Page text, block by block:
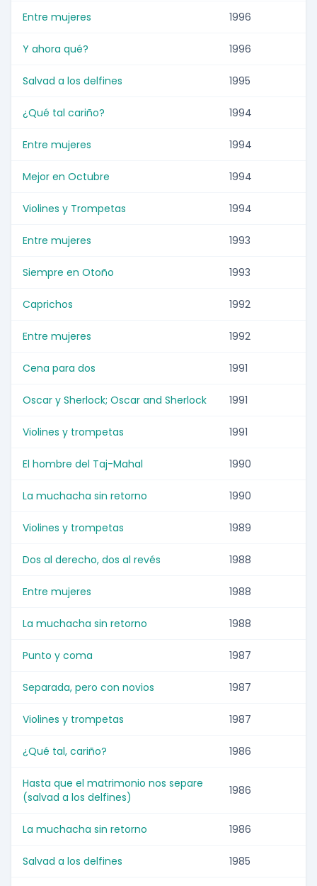
Entre mujeres 1996
Y ahora qué? 1996
Salvad a los delfines 1995
¿Qué tal cariño? 1994
Entre mujeres 1994
Mejor en Octubre 1994
Violines y Trompetas 1994
Entre mujeres 1993
Siempre en Otoño 1993
Caprichos 1992
Entre mujeres 1992
Cena para dos 1991
Oscar y Sherlock; Oscar and Sherlock 1991
Violines y trompetas 1991
El hombre del Taj-Mahal 1990
La muchacha sin retorno 1990
Violines y trompetas 1989
Dos al derecho, dos al revés 1988
Entre mujeres 1988
La muchacha sin retorno 1988
Punto y coma 1987
Separada, pero con novios 1987
Violines y trompetas 1987
¿Qué tal, cariño? 1986
Hasta que el matrimonio nos separe
(salvad a los delfines)
1986
La muchacha sin retorno 1986
Salvad a los delfines 1985